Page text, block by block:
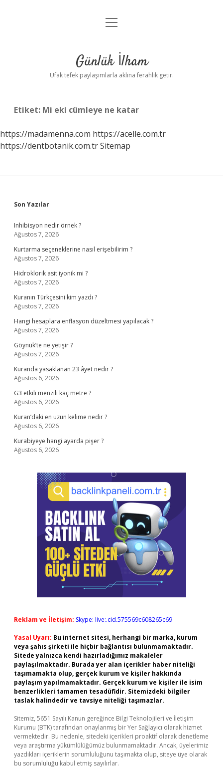
Anasayfa
Yasal Uyarı
menüyü
Günlük İlham
Ufak tefek paylaşımlarla aklına ferahlık getir.
Etiket: Mi eki cümleye ne katar
https://madamenna.com https://acelle.com.tr
https://dentbotanik.com.trSitemap
Sidebar
Son Yazılar
Inhibisyon nedir örnek ?
Ağustos 7, 2026
Kurtarma seçeneklerine nasıl erişebilirim ?
Ağustos 7, 2026
Hidroklorik asit iyonik mi ?
Ağustos 7, 2026
Kuranın Türkçesini kim yazdı ?
Ağustos 7, 2026
Hangi hesaplara enflasyon düzeltmesi yapılacak ?
Ağustos 7, 2026
Göynük’te ne yetişir ?
Ağustos 7, 2026
Kuranda yasaklanan 23 âyet nedir ?
Ağustos 6, 2026
G3 etkili menzili kaç metre ?
Ağustos 6, 2026
Kuran’daki en uzun kelime nedir ?
Ağustos 6, 2026
Kurabiyeye hangi ayarda pişer ?
Ağustos 6, 2026
Reklam ve İletişim: Skype: live:.cid.575569c608265c69
Yasal Uyarı: Bu internet sitesi, herhangi bir marka, kurum
veya şahıs şirketi ile hiçbir bağlantısı bulunmamaktadır.
Sitede yalnızca kendi hazırladığımız makaleler
paylaşılmaktadır. Burada yer alan içerikler haber niteliği
taşımamakta olup, gerçek kurum ve kişiler hakkında
paylaşım yapılmamaktadır. Gerçek kurum ve kişiler ile isim
benzerlikleri tamamen tesadüfidir. Sitemizdeki bilgiler
taslak halindedir ve tavsiye niteliği taşımazlar.
Sitemiz, 5651 Sayılı Kanun gereğince Bilgi Teknolojileri ve İletişim
Kurumu (BTK) tarafından onaylanmış bir Yer Sağlayıcı olarak hizmet
vermektedir. Bu nedenle, sitedeki içerikleri proaktif olarak denetleme
veya araştırma yükümlülüğümüz bulunmamaktadır. Ancak, üyelerimiz
yazdıkları içeriklerin sorumluluğunu taşımakta olup, siteye üye olarak
bu sorumluluğu kabul etmiş sayılırlar.